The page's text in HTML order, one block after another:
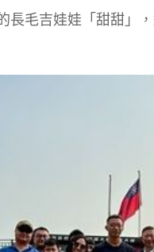
長毛吉娃娃「甜甜」